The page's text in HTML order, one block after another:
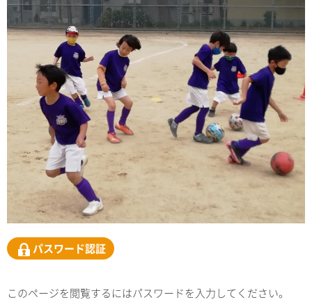
パスワード認証
このページを閲覧するにはパスワードを入力してください。